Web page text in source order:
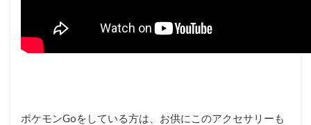
ポケモンGoをしている方は、お供にこのアクセサリーも